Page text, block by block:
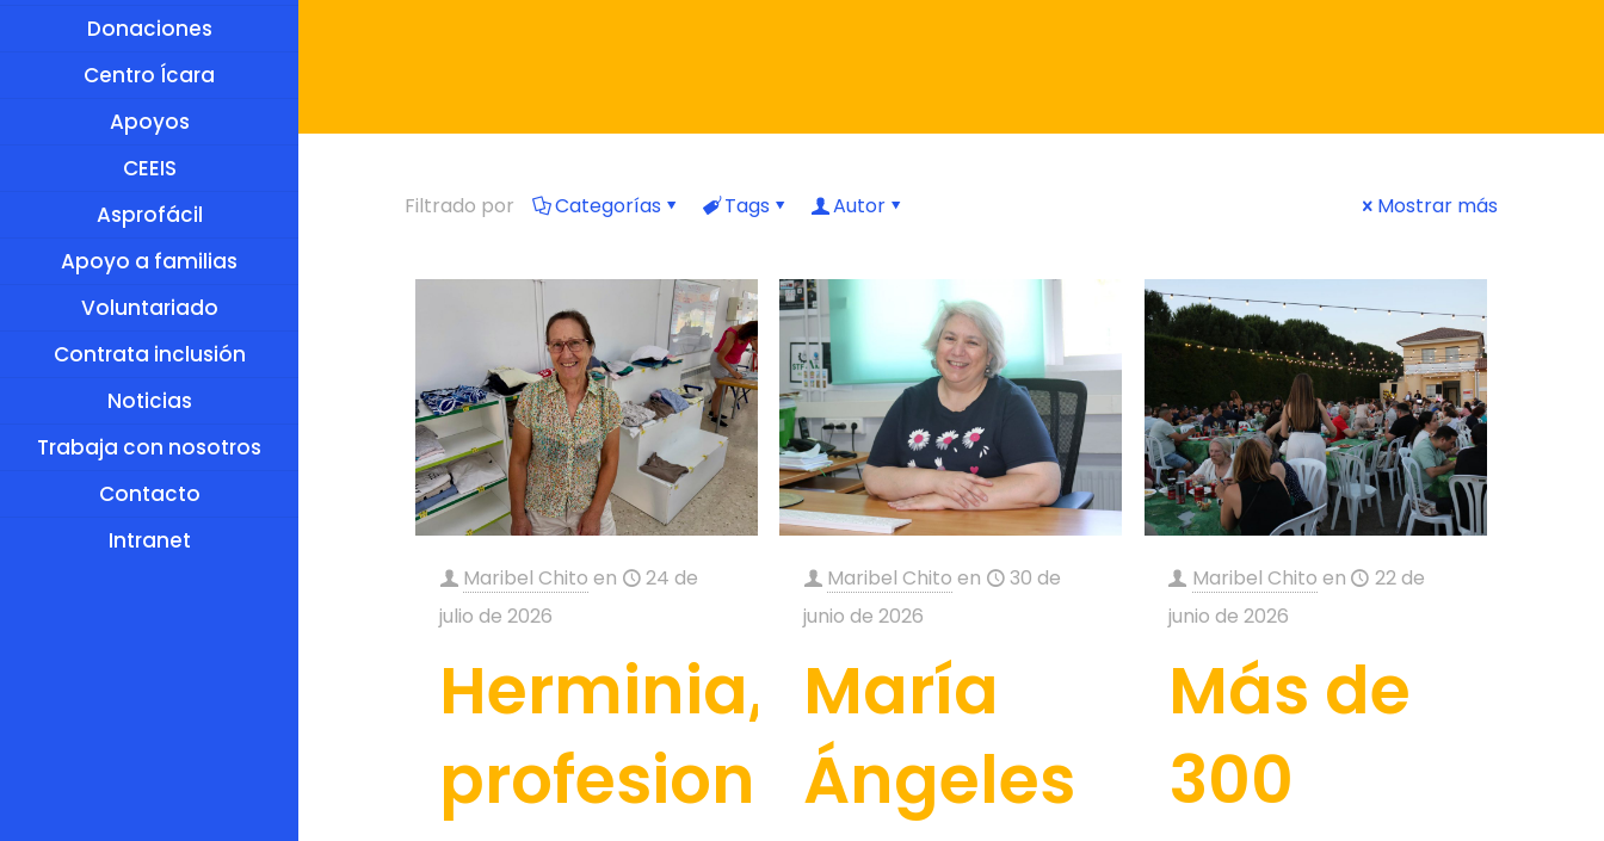
Donaciones
Centro Ícara
Apoyos
CEEIS
Asprofácil
Apoyo a familias
Voluntariado
Contrata inclusión
Noticias
Trabaja con nosotros
Contacto
Intranet
Filtrado por Categorías Tags Autor Mostrar más
Maribel Chito en
24 de
julio de 2026
Herminia,
profesional
Maribel Chito en
30 de
junio de 2026
María
Ángeles
Maribel Chito en
22 de
junio de 2026
Más de
300